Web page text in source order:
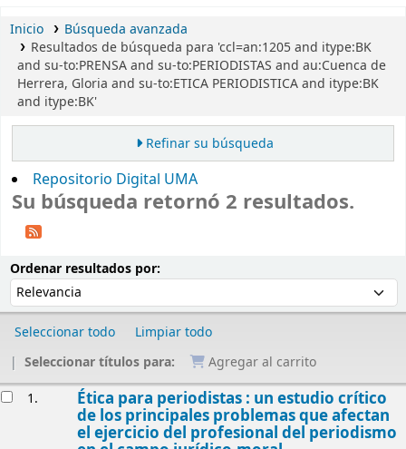
Inicio
Búsqueda avanzada
Resultados de búsqueda para 'ccl=an:1205 and itype:BK
and su-to:PRENSA and su-to:PERIODISTAS and au:Cuenca de
Herrera, Gloria and su-to:ETICA PERIODISTICA and itype:BK
and itype:BK'
Refinar su búsqueda
Repositorio Digital UMA
Su búsqueda retornó 2 resultados.
Ordenar resultados por:
Seleccionar todo
Limpiar todo
Seleccionar títulos para:
Agregar al carrito
1. Ética para periodistas : un estudio crítico
de los principales problemas que afectan
el ejercicio del profesional del periodismo